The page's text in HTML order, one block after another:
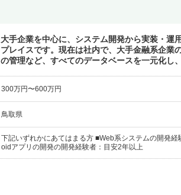
大手企業を中心に、システム開発から実装・運
プレイスです。現在は社内で、大手金融系企業
の管理など、すべてのデータベースを一元化し
300万円〜600万円
鳥取県
下記いずれかにあてはまる方 ■Web系システムの開発
oidアプリの開発の開発経験者：目安2年以上